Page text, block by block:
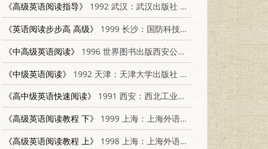
《高级英语阅读指导》
1992 武汉：武汉出版社 754300738X
《英语阅读步步高 高级》
1999 长沙：国防科技大学出版社 7810245880
《中高级英语阅读》
1996 世界图书出版西安公司 750622402X
《中级英语阅读》
1992 天津：天津大学出版社 756180380X
《高中级英语快速阅读》
1991 西安：西北工业大学出版社 7561203047
《高级英语阅读教程 下》
1999 上海：上海外语教育出版社 7810465333
《高级英语阅读教程 上》
1998 上海：上海外语教育出版社 7810463802